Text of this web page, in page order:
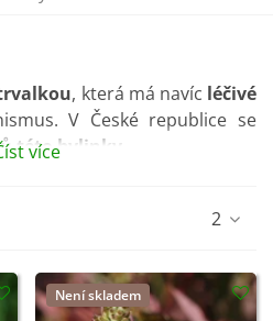
, která má navíc léčivé
V České republice se
této bylinky
protizánětlivé antivirovéa
napříkladve slavnostních
.
více
2
Není skladem